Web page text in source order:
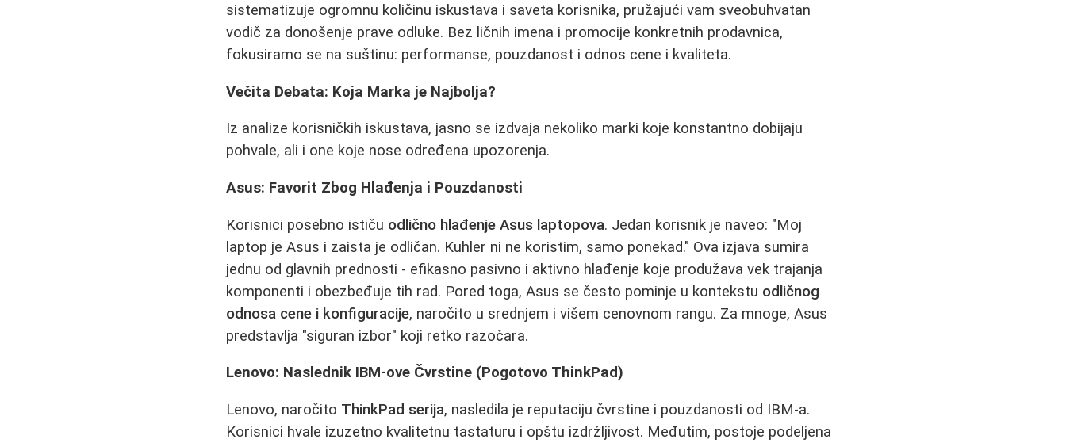
sistematizuje ogromnu količinu iskustava i saveta korisnika, pružajući vam sveobuhvatan
vodič za donošenje prave odluke. Bez ličnih imena i promocije konkretnih prodavnica,
fokusiramo se na suštinu: performanse, pouzdanost i odnos cene i kvaliteta.
Večita Debata: Koja Marka je Najbolja?
Iz analize korisničkih iskustava, jasno se izdvaja nekoliko marki koje konstantno dobijaju
pohvale, ali i one koje nose određena upozorenja.
Asus: Favorit Zbog Hlađenja i Pouzdanosti
Korisnici posebno ističu odlično hlađenje Asus laptopova. Jedan korisnik je naveo: "Moj
laptop je Asus i zaista je odličan. Kuhler ni ne koristim, samo ponekad." Ova izjava sumira
jednu od glavnih prednosti - efikasno pasivno i aktivno hlađenje koje produžava vek trajanja
komponenti i obezbeđuje tih rad. Pored toga, Asus se često pominje u kontekstu odličnog
odnosa cene i konfiguracije, naročito u srednjem i višem cenovnom rangu. Za mnoge, Asus
predstavlja "siguran izbor" koji retko razočara.
Lenovo: Naslednik IBM-ove Čvrstine (Pogotovo ThinkPad)
Lenovo, naročito ThinkPad serija, nasledila je reputaciju čvrstine i pouzdanosti od IBM-a.
Korisnici hvale izuzetno kvalitetnu tastaturu i opštu izdržljivost. Međutim, postoje podeljena